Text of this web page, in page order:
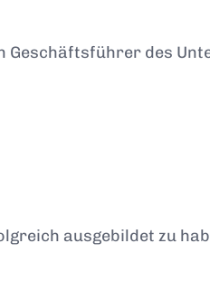
des
ausgebildet zu